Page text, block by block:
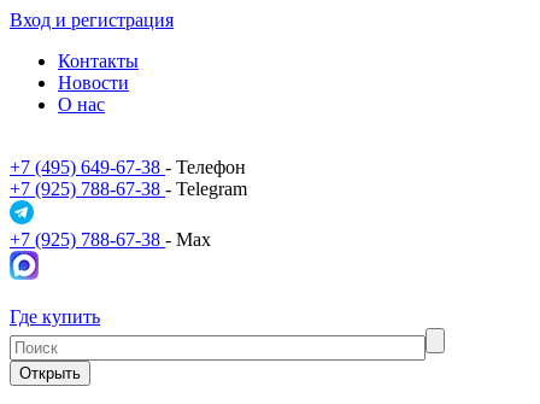
Вход и регистрация
Контакты
Новости
О нас
+7 (495) 649-67-38 - Телефон
+7 (925) 788-67-38 - Telegram
+7 (925) 788-67-38 - Max
Где купить
Открыть